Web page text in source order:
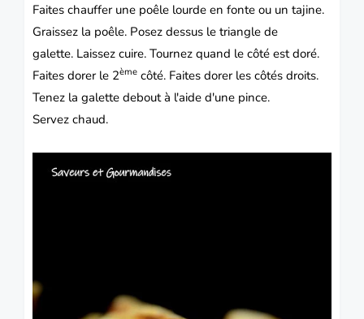
Faites chauffer une poêle lourde en fonte ou un tajine.
Graissez la poêle. Posez dessus le triangle de
galette. Laissez cuire. Tournez quand le côté est doré.
Faites dorer le 2ème côté. Faites dorer les côtés droits.
Tenez la galette debout à l'aide d'une pince.
Servez chaud.